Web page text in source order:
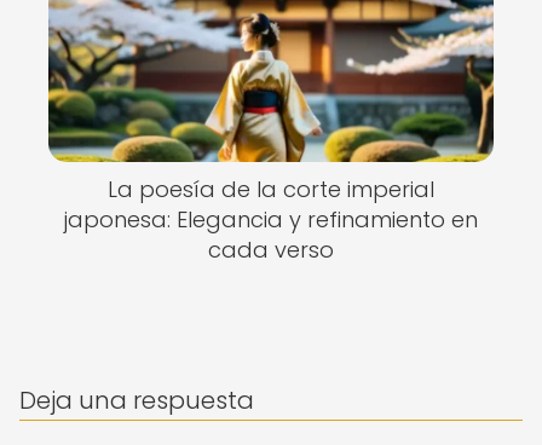
La poesía de la corte imperial
japonesa: Elegancia y refinamiento en
cada verso
Deja una respuesta